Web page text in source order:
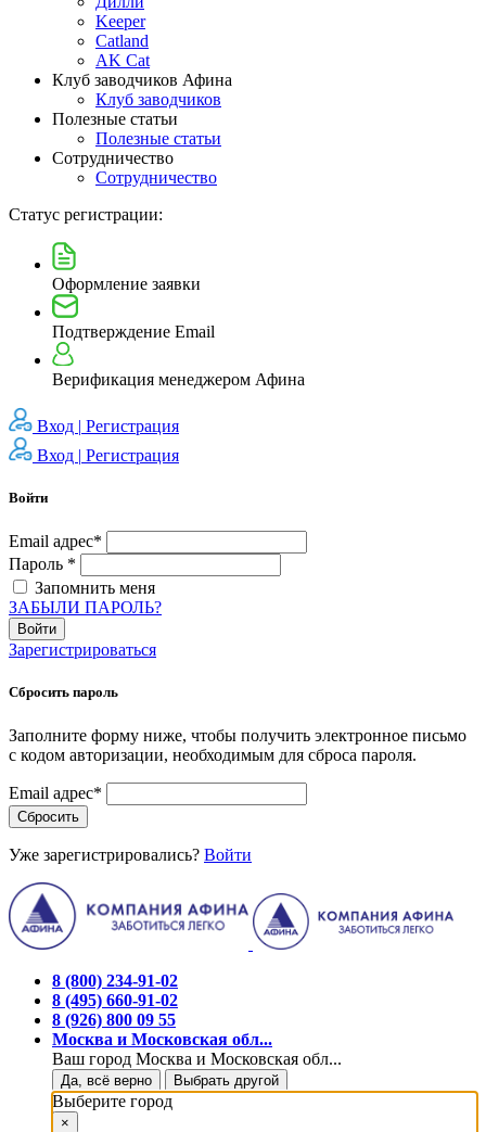
Keeper
Catland
AK Cat
Клуб заводчиков Афина
Клуб заводчиков
Полезные статьи
Полезные статьи
Сотрудничество
Сотрудничество
Статус регистрации:
Оформление заявки
Подтверждение Email
Верификация менеджером Афина
Вход | Регистрация
Вход | Регистрация
Войти
Email адрес*
Пароль *
Запомнить меня
ЗАБЫЛИ ПАРОЛЬ?
Войти
Зарегистрироваться
Сбросить пароль
Заполните форму ниже, чтобы получить электронное письмо
с кодом авторизации, необходимым для сброса пароля.
Email адрес*
Сбросить
Уже зарегистрировались? Войти
8 (800) 234-91-02
8 (495) 660-91-02
8 (926) 800 09 55
Москва и Московская обл...
Ваш город Москва и Московская обл...
Да, всё верно Выбрать другой
Выберите город
×